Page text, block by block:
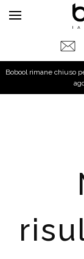
Bobool rimane chiuso